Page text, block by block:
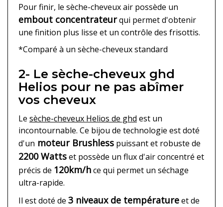
Pour finir, le sèche-cheveux air possède un
embout concentrateurqui permet d'obtenir
une finition plus lisse et un contrôle des frisottis.
*Comparé à un sèche-cheveux standard
2- Le sèche-cheveux ghd
Helios pour ne pas abîmer
vos cheveux
Le sèche-cheveux Helios de ghd est un
incontournable. Ce bijou de technologie est doté
d'un moteur Brushlesspuissant et robuste de
2200 Wattset possède un flux d'air concentré et
précis de 120km/hce qui permet un séchage
ultra-rapide.
Il est doté de 3 niveaux de températureet de